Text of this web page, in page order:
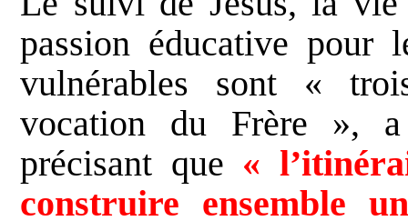
passion éducative pour
vulnérables sont «
vocation du Frère »,
précisant que «
construire ensemble